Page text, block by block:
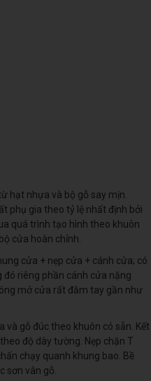
hạt nhựa và bộ gỗ say mịn.
phụ gia theo tỷ lệ nhất định bởi
quá trình tạo hình theo khuôn
cửa hoàn chỉnh.
cửa + nẹp cửa + cánh cửa; có
riêng phần cánh cửa nặng
mở cửa rất đằm tay gần như
gỗ đúc theo khuôn có sẵn. Kết
độ dày tường. Nẹp chặn T
chạy quanh khung bao. Bề
sơn vân gỗ.